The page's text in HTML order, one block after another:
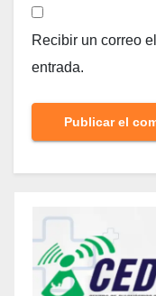
Recibir un correo
entrada.